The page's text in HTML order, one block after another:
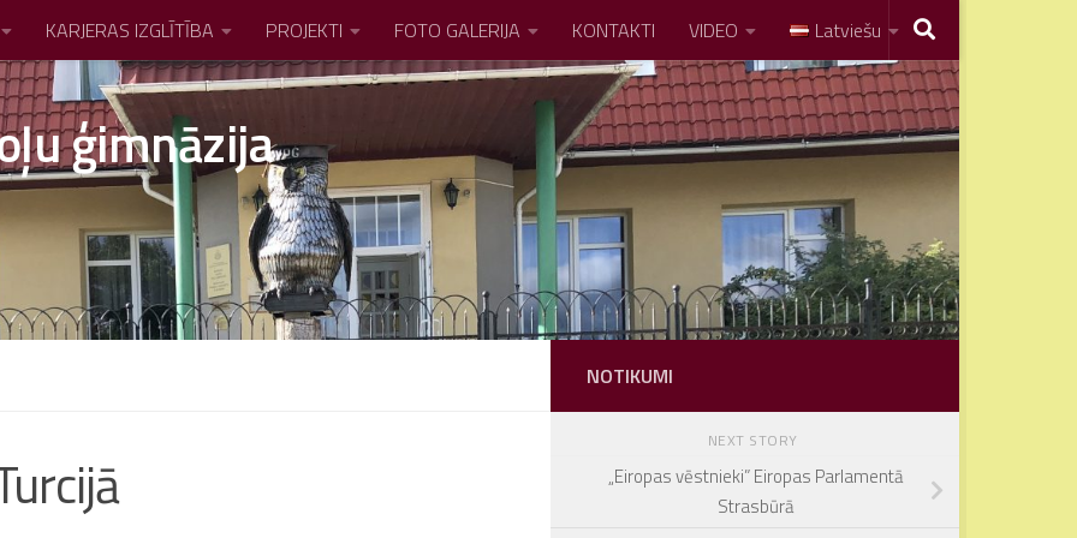
KARJERAS IZGLĪTĪBA PROJEKTI FOTO GALERIJA KONTAKTI VIDEO Latviešu
ģimnāzija
NOTIKUMI
NEXT STORY
„Eiropas vēstnieki” Eiropas Parlamentā
Strasbūrā